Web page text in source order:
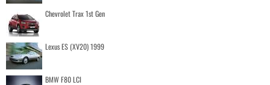
Chevrolet Trax 1st Gen
Lexus ES (XV20) 1999
BMW F80 LCI